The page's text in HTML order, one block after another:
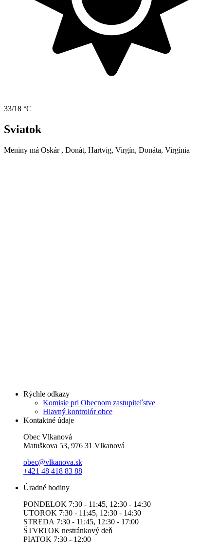
33/18 °C
Sviatok
Meniny má Oskár , Donát, Hartvig, Virgín, Donáta, Virgínia
Rýchle odkazy
Komisie pri Obecnom zastupiteľstve
Hlavný kontrolór obce
Kontaktné údaje
Obec Vlkanová
Matuškova 53, 976 31 Vlkanová
obec@vlkanova.sk
+421 48 418 83 88
Úradné hodiny
PONDELOK 7:30 - 11:45, 12:30 - 14:30
UTOROK 7:30 - 11:45, 12:30 - 14:30
STREDA 7:30 - 11:45, 12:30 - 17:00
ŠTVRTOK nestránkový deň
PIATOK 7:30 - 12:00